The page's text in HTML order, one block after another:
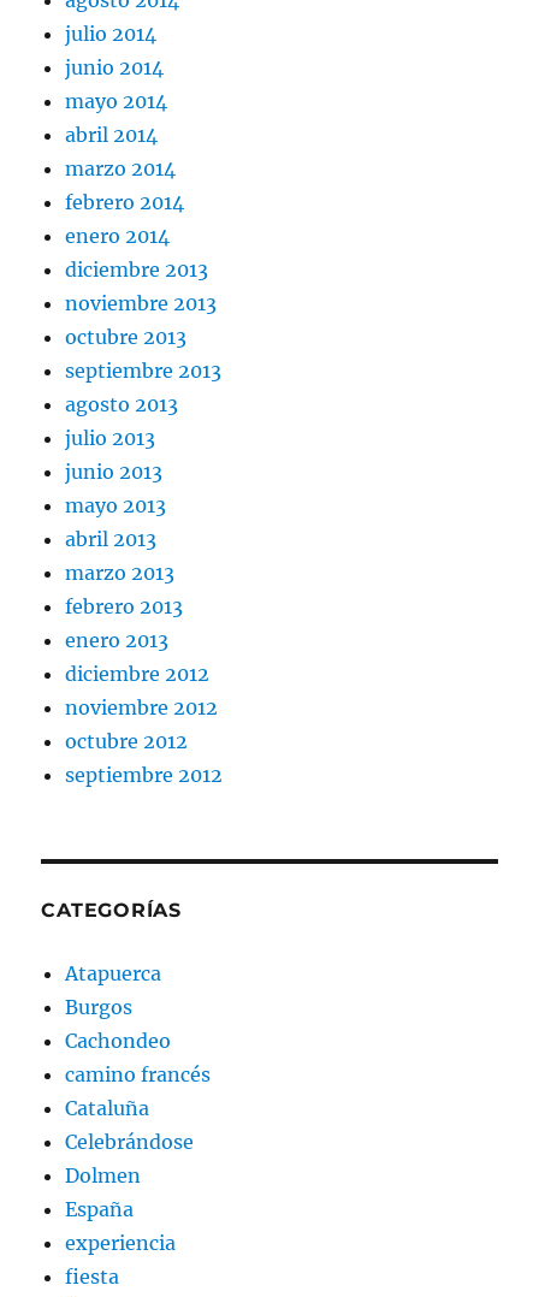
julio 2014
junio 2014
mayo 2014
abril 2014
marzo 2014
febrero 2014
enero 2014
diciembre 2013
noviembre 2013
octubre 2013
septiembre 2013
agosto 2013
julio 2013
junio 2013
mayo 2013
abril 2013
marzo 2013
febrero 2013
enero 2013
diciembre 2012
noviembre 2012
octubre 2012
septiembre 2012
CATEGORÍAS
Atapuerca
Burgos
Cachondeo
camino francés
Cataluña
Celebrándose
Dolmen
España
experiencia
fiesta